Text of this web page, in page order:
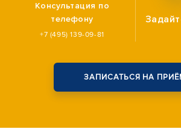
Консультация по
телефону
+7 (495) 139-09-81
ЗАПИСАТЬСЯ НА